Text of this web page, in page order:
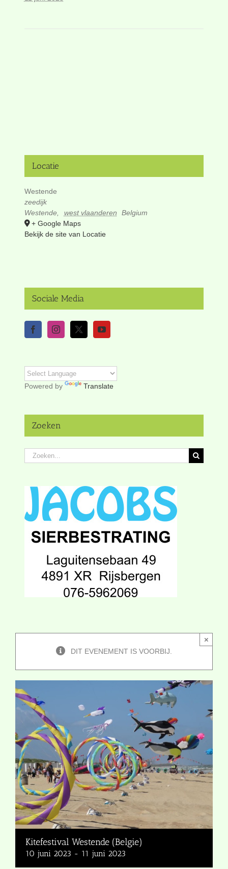
DIT EVENEMENT IS VOORBIJ.
×
Kitefestival Westende (Belgie)
10 juni 2023 - 11 juni 2023
Locatie
Westende
zeedijk
Westende, west vlaanderen
Belgium
+ Google Maps
Bekijk de site van Locatie
Sociale Media
Powered by Translate
Zoeken
Zoeken
naar: